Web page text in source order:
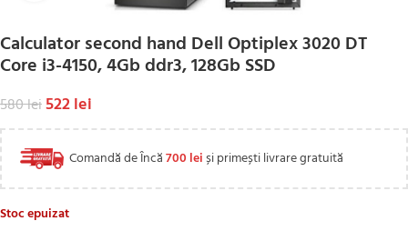
Calculator second hand Dell Optiplex 3020 DT
Core i3-4150, 4Gb ddr3, 128Gb SSD
580lei522lei
Comandă de Încă700 leiși primești livrare gratuită
Stoc epuizat